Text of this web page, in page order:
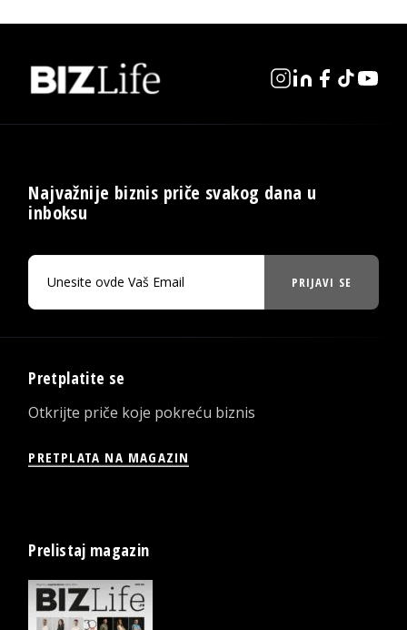
Najvažnije biznis priče svakog dana u
inboksu
PRIJAVI SE
Pretplatite se
Otkrijte priče koje pokreću biznis
PRETPLATA NA MAGAZIN
Prelistaj magazin